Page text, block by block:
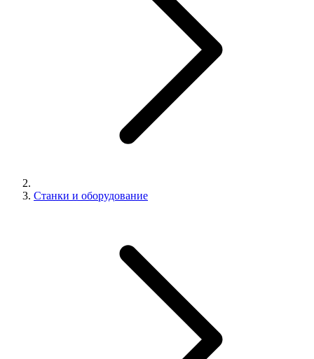
Станки и оборудование